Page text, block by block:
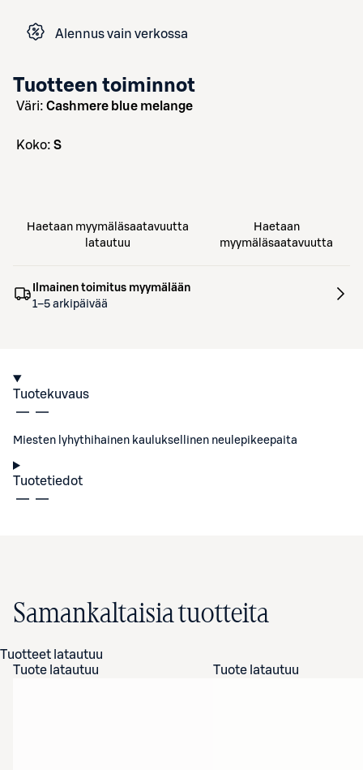
Alennus vain verkossa
Tuotteen toiminnot
väri: Cashmere blue melange
koko: S
Haetaan myymäläsaatavuutta
latautuu
Haetaan
myymäläsaatavuutta
Ilmainen toimitus myymälään
1–5 arkipäivää
Tuotekuvaus
Miesten lyhythihainen kauluksellinen neulepikeepaita
Tuotetiedot
Samankaltaisia tuotteita
Tuotteet latautuu
Tuote latautuu
Tuote latautuu